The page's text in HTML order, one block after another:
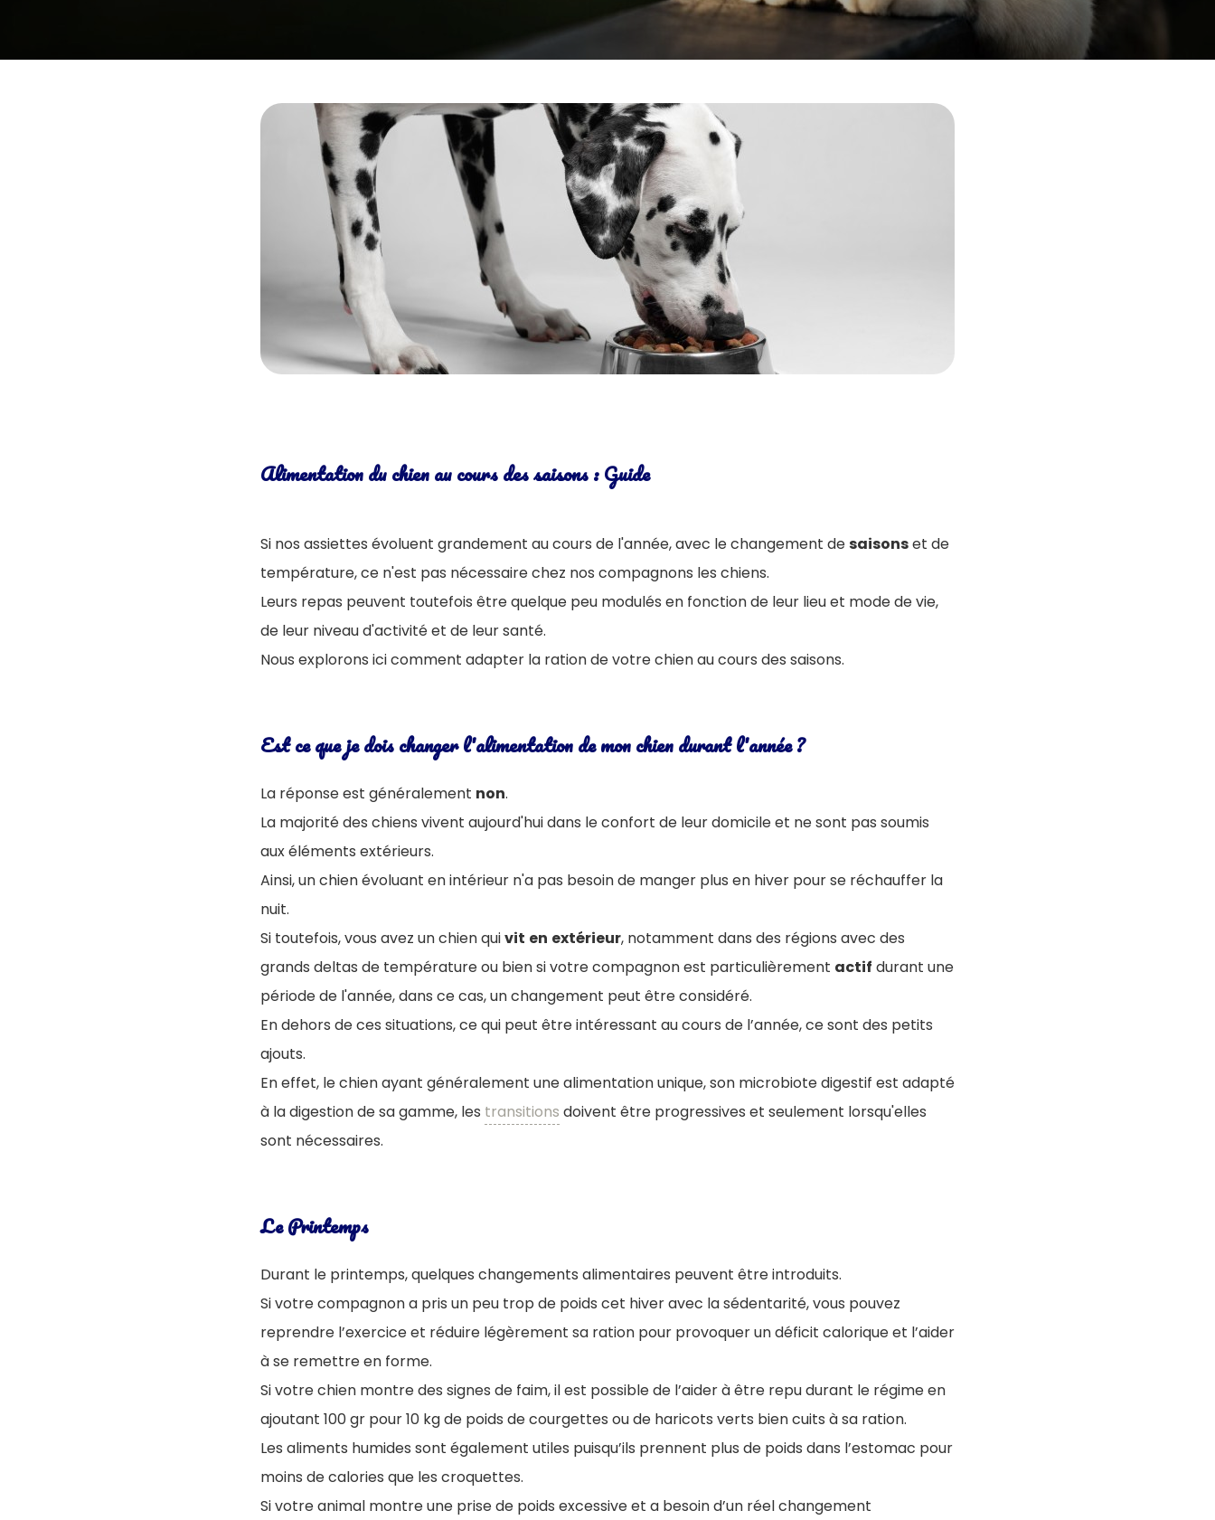
Alimentation du chien au cours des saisons : Guide
Si nos assiettes évoluent grandement au cours de l'année, avec le changement desaisonset de
température, ce n'est pas nécessaire chez nos compagnons les chiens.
Leurs repas peuvent toutefois être quelque peu modulés en fonction de leur lieu et mode de vie,
de leur niveau d'activité et de leur santé.
Nous explorons ici comment adapter la ration de votre chien au cours des saisons.
Est ce que je dois changer l'alimentation de mon chien durant l'année ?
La réponse est généralement non.
La majorité des chiens vivent aujourd'hui dans le confort de leur domicile et ne sont pas soumis
aux éléments extérieurs.
Ainsi, un chien évoluant en intérieur n'a pas besoin de manger plus en hiver pour se réchauffer la
nuit.
Si toutefois, vous avez un chien quivit en extérieur, notamment dans des régions avec des
grands deltas de température ou bien si votre compagnon est particulièrement actif durant une
période de l'année, dans ce cas, un changement peut être considéré.
En dehors de ces situations, ce qui peut être intéressant au cours de l’année, ce sont des petits
ajouts.
En effet, le chien ayant généralement une alimentation unique, son microbiote digestif est adapté
à la digestion de sa gamme, les transitions doivent être progressives et seulement lorsqu'elles
sont nécessaires.
Le Printemps
Durant le printemps, quelques changements alimentaires peuvent être introduits.
Si votre compagnon a pris un peu trop de poids cet hiver avec la sédentarité, vous pouvez
reprendre l’exercice et réduire légèrement sa ration pour provoquer un déficit calorique et l’aider
à se remettre en forme.
Si votre chien montre des signes de faim, il est possible de l’aider à être repu durant le régime en
ajoutant 100 gr pour 10 kg de poids de courgettes ou de haricots verts bien cuits à sa ration.
Les aliments humides sont également utiles puisqu’ils prennent plus de poids dans l’estomac pour
moins de calories que les croquettes.
Si votre animal montre une prise de poids excessive et a besoin d’un réel changement